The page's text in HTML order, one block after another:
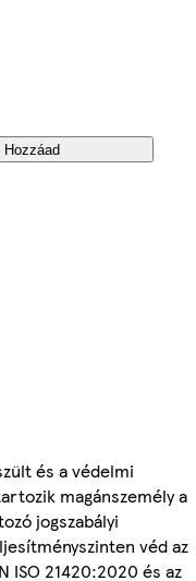
Hozzáad
és a védelmi
magánszemély a
jogszabályi
véd az
ISO 21420:2020 és az